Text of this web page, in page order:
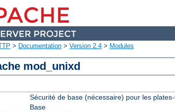
> Documentation > Version 2.4 > Modules
mod_unixd
Sécurité de base (nécessaire) pour les
Base